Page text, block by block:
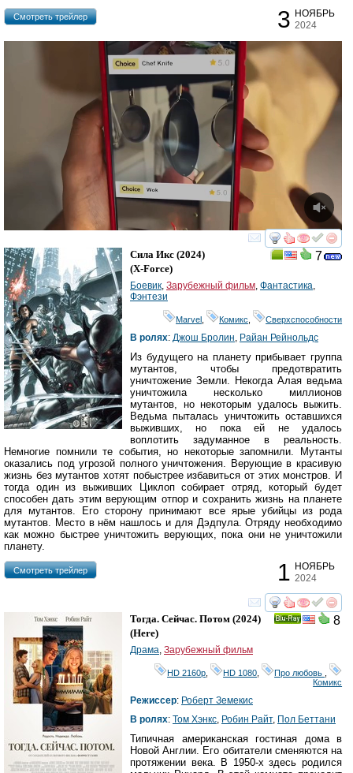
3 НОЯБРЬ
2024
Cмотреть трейлер
смотреть
7
Сила Икс (2024)
(X-Force)
Боевик, Зарубежный фильм, Фантастика,
Фэнтези
Marvel , Комикс, Сверхспособности
В ролях: Джош Бролин, Райан Рейнольдс
Из будущего на планету прибывает группа
мутантов, чтобы предотвратить
уничтожение Земли. Некогда Алая ведьма
уничтожила несколько миллионов
мутантов, но некоторым удалось выжить.
Ведьма пыталась уничтожить оставшихся
выживших, но пока ей не удалось
воплотить задуманное в реальность.
Немногие помнили те события, но некоторые запомнили. Мутанты
оказались под угрозой полного уничтожения. Верующие в красивую
жизнь без мутантов хотят побыстрее избавиться от этих монстров. И
тогда один из выживших Циклоп собирает отряд, который будет
способен дать этим верующим отпор и сохранить жизнь на планете
для мутантов. Его сторону принимают все ярые убийцы из рода
мутантов. Место в нём нашлось и для Дэдпула. Отряду необходимо
как можно быстрее уничтожить верующих, пока они не уничтожили
планету.
1 НОЯБРЬ
2024
Cмотреть трейлер
смотреть
8
Тогда. Сейчас. Потом (2024)
(Here)
Драма, Зарубежный фильм
HD 2160р HD 1080 Про любовь
Комикс
Режиссер: Роберт Земекис
В ролях: Том Хэнкс, Робин Райт, Пол Беттани
Типичная американская гостиная дома в
Новой Англии. Его обитатели сменяются на
протяжении века. В 1950-х здесь родился